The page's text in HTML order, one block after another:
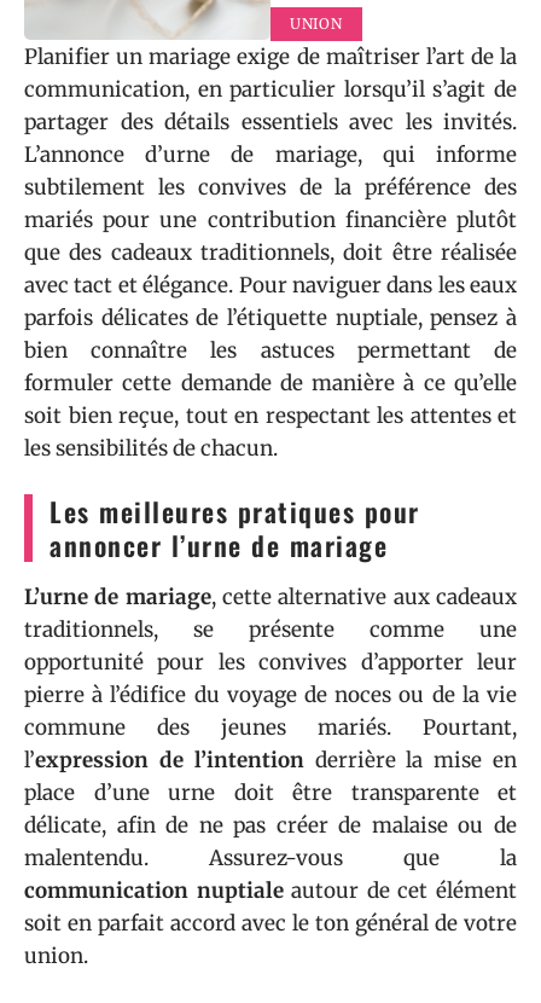
UNION
Planifier un mariage exige de maîtriser l’art de la
communication, en particulier lorsqu’il s’agit de
partager des détails essentiels avec les invités.
L’annonce d’urne de mariage, qui informe
subtilement les convives de la préférence des
mariés pour une contribution financière plutôt
que des cadeaux traditionnels, doit être réalisée
avec tact et élégance. Pour naviguer dans les eaux
parfois délicates de l’étiquette nuptiale, pensez à
bien connaître les astuces permettant de
formuler cette demande de manière à ce qu’elle
soit bien reçue, tout en respectant les attentes et
les sensibilités de chacun.
Les meilleures pratiques pour
annoncer l’urne de mariage
L’urne de mariage, cette alternative aux cadeaux
traditionnels, se présente comme une
opportunité pour les convives d’apporter leur
pierre à l’édifice du voyage de noces ou de la vie
commune des jeunes mariés. Pourtant,
l’expression de l’intentionderrière la mise en
place d’une urne doit être transparente et
délicate, afin de ne pas créer de malaise ou de
malentendu. Assurez-vous que la
communication nuptialeautour de cet élément
soit en parfait accord avec le ton général de votre
union.